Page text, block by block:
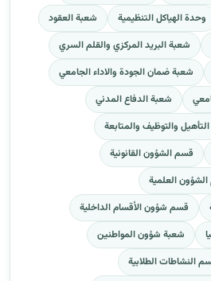
وحدة الهياكل التنظيمية
شعبة العقود
شعبة البريد المركزي والقلم السري
شعبة ضمان الجودة والاداء الجامعي
شعبة الدفاع المدني
والتوظيف والمتابعة
قسم الشؤون القانونية
العلمية
قسم شؤون الأقسام الداخلية
شعبة شؤون المواطنين
النشاطات الطلابية